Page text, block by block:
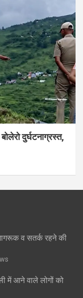
दुर्घटनाग्रस्त,
व सतर्क रहने की
में आने वाले लोगों को